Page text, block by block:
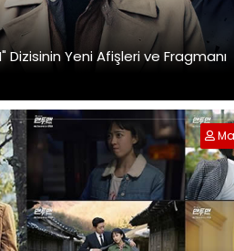
Dizisinin Yeni Afişleri ve Fragmanı